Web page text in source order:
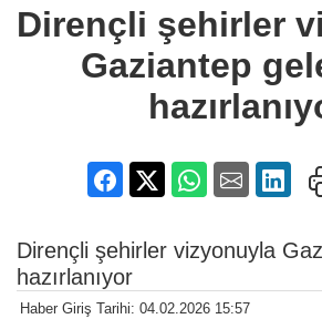
Gaziantep
geleceğe
Dirençli şehirler
Gaziantep
Dirençli şehirler vizyonuyla
hazırlanıyor
Haber Giriş Tarihi: 04.02.2026 15:57